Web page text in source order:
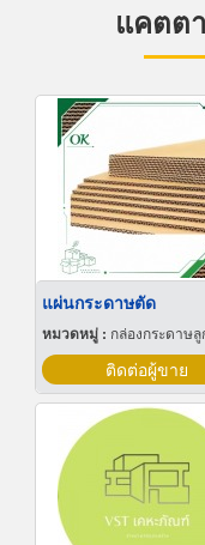
แคตต
แผ่นกระดาษตัด
หมวดหมู่ : กล่องกระดาษลูกฟูกและ
ติดต่อผู้ขาย